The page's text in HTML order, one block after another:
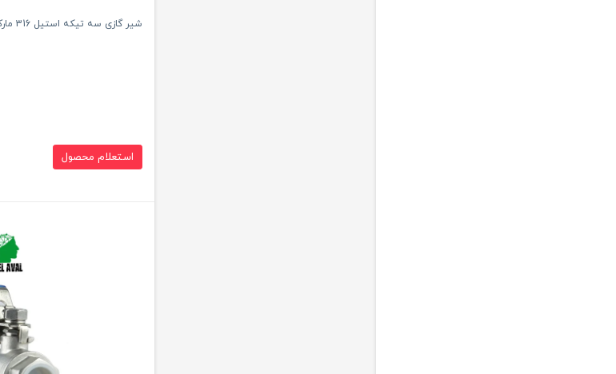
شیر گازی سه تیکه استیل 316 مارک نیپون و کیتز
استعلام محصول